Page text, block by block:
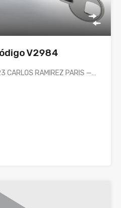
V2984
CARLOS RAMIREZ PARIS —…